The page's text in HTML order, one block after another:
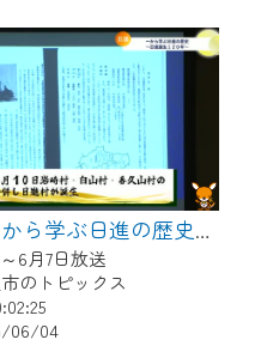
【日進】一から学ぶ日進の歴史～日進誕生１２０年～
6月7日放送
のトピックス
06/04